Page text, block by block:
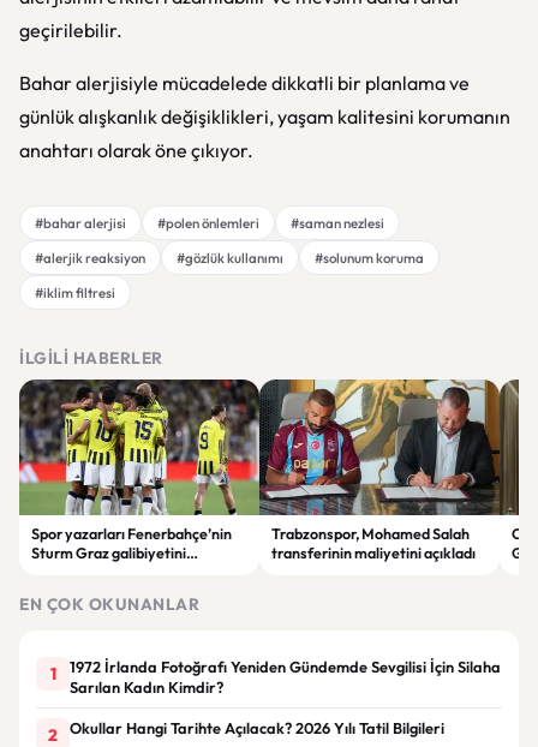
geçirilebilir.
Bahar alerjisiyle mücadelede dikkatli bir planlama ve
günlük alışkanlık değişiklikleri, yaşam kalitesini korumanın
anahtarı olarak öne çıkıyor.
#bahar alerjisi #polen önlemleri
#saman nezlesi
#alerjik reaksiyon
#gözlük kullanımı
#solunum koruma
#iklim filtresi
İLGILI HABERLER
Spor yazarları Fenerbahçe’nin
Sturm Graz galibiyetini
Trabzonspor, Mohamed Salah
transferinin maliyetini açıkladı
EN ÇOK OKUNANLAR
1
1972 İrlanda Fotoğrafı Yeniden Gündemde Sevgilisi İçin Silaha
Sarılan Kadın Kimdir?
2 Okullar Hangi Tarihte Açılacak? 2026 Yılı Tatil Bilgileri